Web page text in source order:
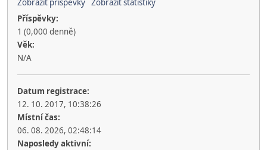
Zobrazit příspěvky Zobrazit statistiky
Příspěvky:
1 (0,000 denně)
Věk:
N/A
Datum registrace:
12. 10. 2017, 10:38:26
Místní čas:
06. 08. 2026, 02:48:14
Naposledy aktivní: